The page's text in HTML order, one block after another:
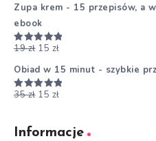
Zupa krem - 15 przepisów, a
ebook
Oceniono
19zł 15 zł
Obiad w 15 minut - szybkie
Oceniono
35zł 15 zł
Informacje